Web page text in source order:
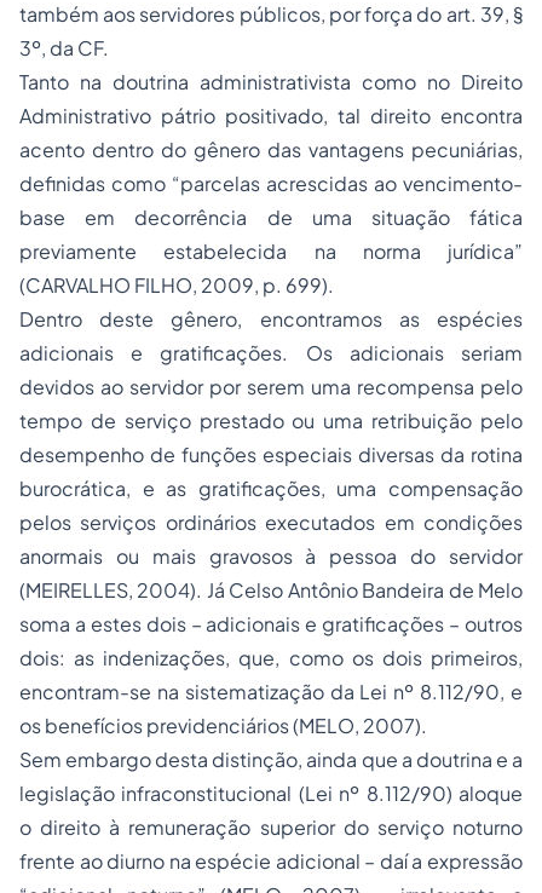
também aos servidores públicos, por força do art. 39, §
3º, da CF.
Tanto na doutrina administrativista como no Direito
Administrativo pátrio positivado, tal direito encontra
acento dentro do gênero das vantagens pecuniárias,
definidas como “parcelas acrescidas ao vencimento-
base em decorrência de uma situação fática
previamente estabelecida na norma jurídica”
(CARVALHO FILHO, 2009, p. 699).
Dentro deste gênero, encontramos as espécies
adicionais e gratificações. Os adicionais seriam
devidos ao servidor por serem uma recompensa pelo
tempo de serviço prestado ou uma retribuição pelo
desempenho de funções especiais diversas da rotina
burocrática, e as gratificações, uma compensação
pelos serviços ordinários executados em condições
anormais ou mais gravosos à pessoa do servidor
(MEIRELLES, 2004). Já Celso Antônio Bandeira de Melo
soma a estes dois – adicionais e gratificações – outros
dois: as indenizações, que, como os dois primeiros,
encontram-se na sistematização da Lei nº 8.112/90, e
os benefícios previdenciários (MELO, 2007).
Sem embargo desta distinção, ainda que a doutrina e a
legislação infraconstitucional (Lei nº 8.112/90) aloque
o direito à remuneração superior do serviço noturno
frente ao diurno na espécie adicional – daí a expressão